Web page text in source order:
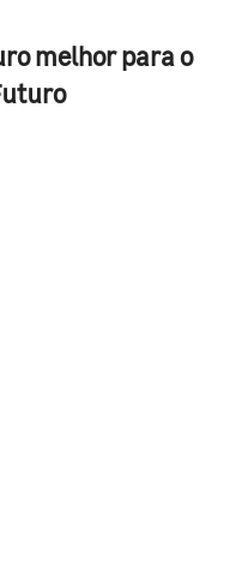
melhor para o